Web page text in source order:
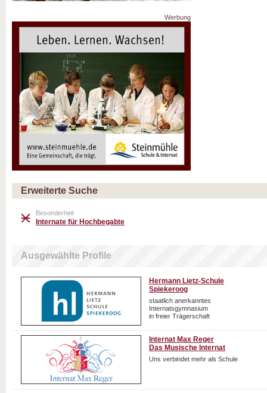
Werbung
Erweiterte Suche
Besonderheit
Internate für Hochbegabte
Ausgewählte Profile
Hermann Lietz-Schule
Spiekeroog
staatlich anerkanntes
Internatsgymnasium
in freier Trägerschaft
Internat Max Reger
Das Musische Internat
Uns verbindet mehr als Schule